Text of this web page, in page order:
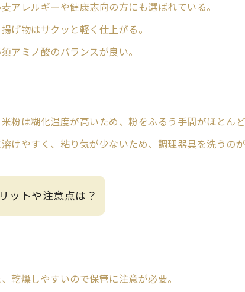
アレルギーや健康志向の方にも選ばれている。
げ物はサクッと軽く仕上がる。
アミノ酸のバランスが良い。
粉は糊化温度が高いため、粉をふるう手間がほとん
けやすく、粘り気が少ないため、調理器具を洗うの
ットや注意点は？
乾燥しやすいので保管に注意が必要。